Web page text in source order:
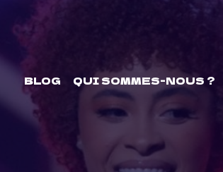
BLOG QUI SOMMES-NOUS ?